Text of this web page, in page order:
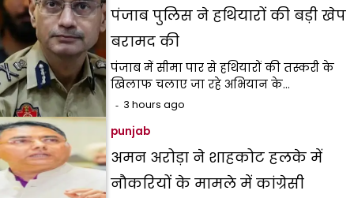
पंजाब पुलिस ने हथियारों की बड़ी खेप
बरामद की
पंजाब में सीमा पार से हथियारों की तस्करी के
खिलाफ चलाए जा रहे अभियान के…
3 hours ago
punjab
अमन अरोड़ा ने शाहकोट हलके में
नौकरियों के मामले में कांग्रेसी